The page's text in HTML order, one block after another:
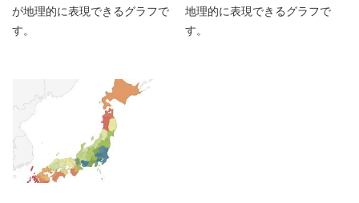
が地理的に表現できるグラフで
す。
地理的に表現できるグラフで
す。